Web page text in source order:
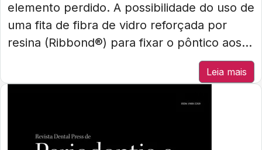
elemento perdido. A possibilidade do uso de
uma fita de fibra de vidro reforçada por
resina (Ribbond®) para fixar o pôntico aos...
Leia mais